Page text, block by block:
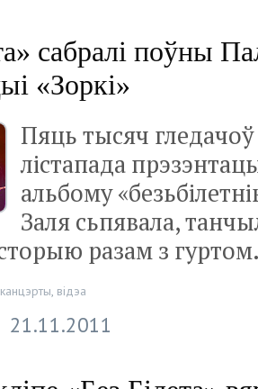
сабралі поўны
«Зоркі»
Пяць тысяч гледачоў
лістапада
альбому
Заля сьпявала,
разам з
канцэрты, відэа
21.11.2011